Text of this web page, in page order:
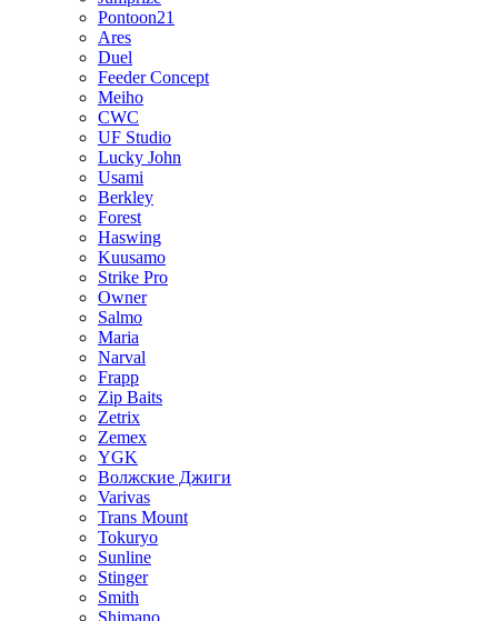
Pontoon21
Ares
Duel
Feeder Concept
Meiho
CWC
UF Studio
Lucky John
Usami
Berkley
Forest
Haswing
Kuusamo
Strike Pro
Owner
Salmo
Maria
Narval
Frapp
Zip Baits
Zetrix
Zemex
YGK
Волжские Джиги
Varivas
Trans Mount
Tokuryo
Sunline
Stinger
Smith
Shimano